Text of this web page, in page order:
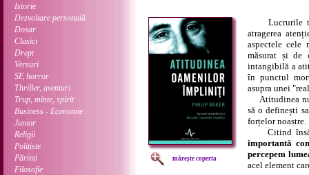
Istorie
Dezvoltare personală
Dosar
Clasici
Drept
Versuri
SF, horror
Thriller, aventuri
Trup, minte, spirit
Business - Economie
Junior
Religii
Polițiste
Părinți
Filosofie
mărește coperta
Lucrurile
atragerea
aspectele cele
măsurat și de
intangibilă a
în punctul
asupra unei
Atitudinea nu
să o definești
forțelor noastre.
Citind însă
importantă
percepem
acel element